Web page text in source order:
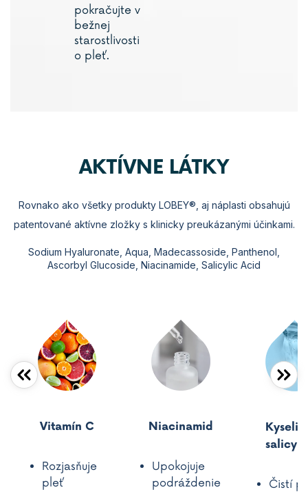
pokračujte v
bežnej
starostlivosti
o pleť.
AKTÍVNE LÁTKY
Rovnako ako všetky produkty LOBEY®, aj náplasti obsahujú
patentované aktívne zložky s klinicky preukázanými účinkami.
Sodium Hyaluronate, Aqua, Madecassoside, Panthenol,
Ascorbyl Glucoside, Niacinamide, Salicylic Acid
Vitamín C
Rozjasňuje
pleť
Niacinamid
Upokojuje
podráždenie
Čistí